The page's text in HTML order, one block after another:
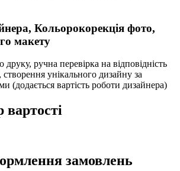
Кольорокорекція фото,
макету
ручна перевірка на відповідність
унікального дизайну за
(додається вартість роботи дизайнера)
замовлень